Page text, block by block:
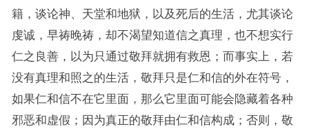
籍，谈论神、天堂和地狱，以及死后的生活，尤其谈论
虔诚，早祷晚祷，却不渴望知道信之真理，也不想实行
仁之良善，以为只通过敬拜就拥有救恩；而事实上，若
没有真理和照之的生活，敬拜只是仁和信的外在符号，
如果仁和信不在它里面，那么它里面可能会隐藏着各种
邪恶和虚假；因为真正的敬拜由仁和信构成；否则，敬